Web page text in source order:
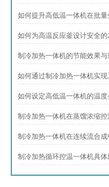
如何提升高低温一体机在批
如何为高温反应釜设计安全
制冷加热一体机的节能效果
如何通过制冷加热一体机实
如何设定高低温一体机的温
制冷加热一体机在蒸馏浓缩
制冷加热一体机在连续流合
制冷加热循环控温一体机具